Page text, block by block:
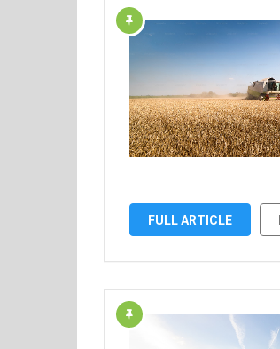
FULL ARTICLE